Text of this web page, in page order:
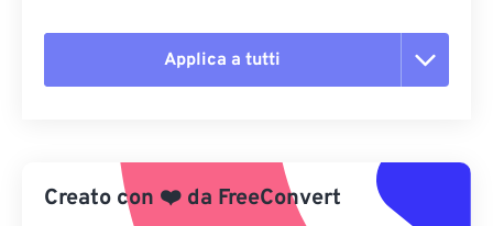
Applica a tutti
Applica da preimpostazione
Salva come predefinito
Creato con ❤️ da FreeConvert